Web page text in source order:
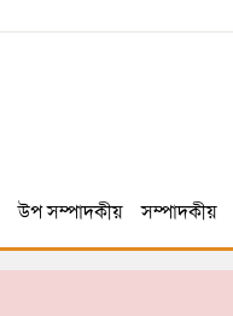
উপ সম্পাদকীয় সম্পাদকীয়